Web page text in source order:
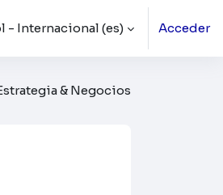
- Internacional ‎(es)‎ Acceder
& Negocios